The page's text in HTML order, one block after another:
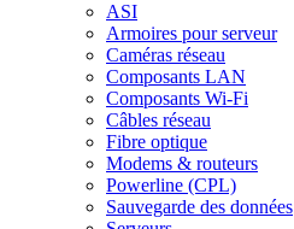
ASI
Armoires pour serveur
Caméras réseau
Composants LAN
Composants Wi-Fi
Câbles réseau
Fibre optique
Modems & routeurs
Powerline (CPL)
Sauvegarde des données